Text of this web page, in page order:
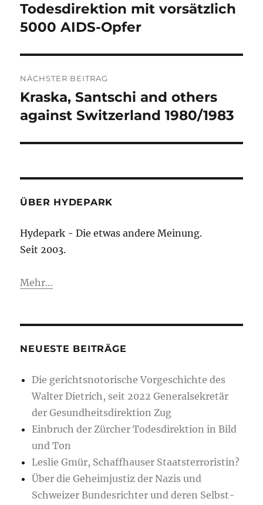
Beitrag:
Todesdirektion mit vorsätzlich
5000 AIDS-Opfer
NÄCHSTER BEITRAG
Nächster
Beitrag:
Kraska, Santschi and others
against Switzerland 1980/1983
ÜBER HYDEPARK
Hydepark - Die etwas andere Meinung.
Seit 2003.
Mehr…
NEUESTE BEITRÄGE
Die gerichtsnotorische Vorgeschichte des
Walter Dietrich, seit 2022 Generalsekretär
der Gesundheitsdirektion Zug
Einbruch der Zürcher Todesdirektion in Bild
und Ton
Leslie Gmür, Schaffhauser Staatsterroristin?
Über die Geheimjustiz der Nazis und
Schweizer Bundesrichter und deren Selbst-